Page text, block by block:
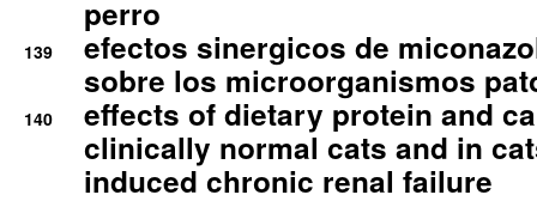
perro
139
efectos sinergicos de
sobre los microorganismos
140
effects of dietary protein and
clinically normal cats and in
induced chronic renal failure